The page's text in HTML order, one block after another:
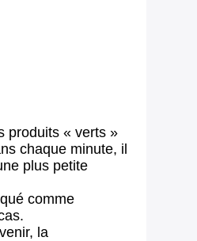
produits « verts »
chaque minute, il
plus petite
comme
la